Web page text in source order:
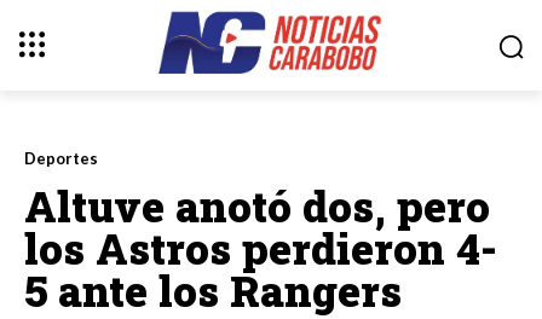
Deportes
Altuve anotó dos, pero
los Astros perdieron 4-
5 ante los Rangers